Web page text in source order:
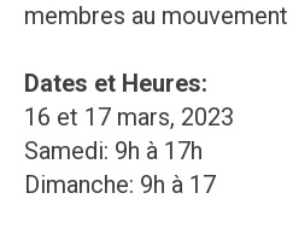
membres au mouvement
Dates et Heures:
16 et 17 mars, 2023
Samedi: 9h à 17h
Dimanche: 9h à 17